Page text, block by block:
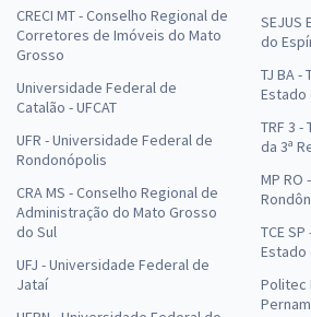
CRECI MT - Conselho Regional de
Corretores de Imóveis do Mato
Grosso
Universidade Federal de
Catalão - UFCAT
UFR - Universidade Federal de
Rondonópolis
CRA MS - Conselho Regional de
Administração do Mato Grosso
do Sul
UFJ - Universidade Federal de
Jataí
SEJUS
do
TJ BA -
Estado
TRF 3
da 3ª
MP
TCE
Estado
Politec